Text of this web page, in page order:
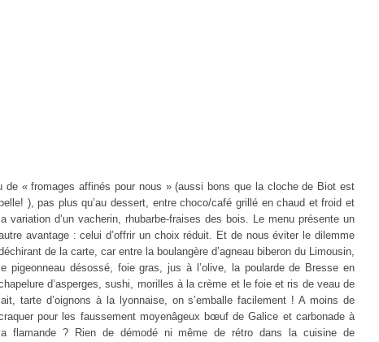
de « fromages affinés pour nous » (aussi bons que la clochede Biot est
belle! ), pas plus qu’au dessert, entre choco/café grillé en chaud et froid et
la variation d’un vacherin, rhubarbe-fraises des bois. Le menu présente un
avantage : celui d’offrir un choix réduit. Et de nous éviter le dilemme
de la carte, car entre la boulangère d’agneau biberon du Limousin,
le pigeonneau désossé, foie gras, jus à l’olive, la poularde de Bresse en
d’asperges, sushi, morilles à la crème et le foie et ris de veau de
lait, tarte d’oignons à la lyonnaise, on s’emballe facilement ! A moins de
pour les faussement moyenâgeux bœuf de Galice et carbonade à
la flamande ? Rien de démodé ni même de rétro dans la cuisine de